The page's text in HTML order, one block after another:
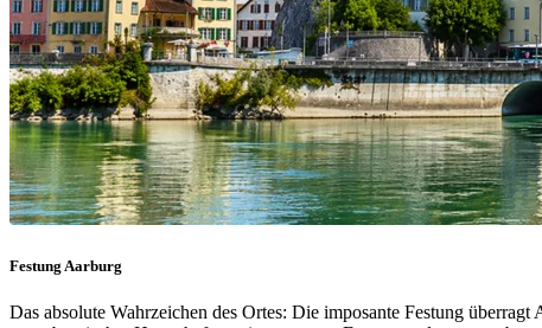
Festung Aarburg
Das absolute Wahrzeichen des Ortes: Die imposante Festung